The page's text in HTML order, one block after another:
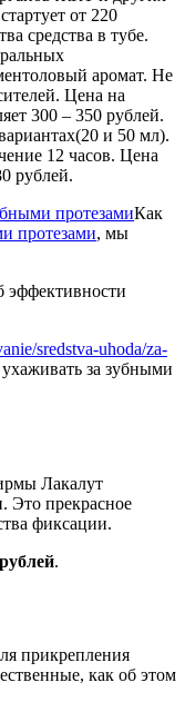
от 220
средства в тубе.
аромат. Не
Цена на
300 – 350 рублей.
и 50 мл).
12 часов. Цена
рублей.
Как
протезами, мы
эффективности
sredstva-uhoda/za-
за зубными
Лакалут
Это прекрасное
фиксации.
.
прикрепления
как об этом